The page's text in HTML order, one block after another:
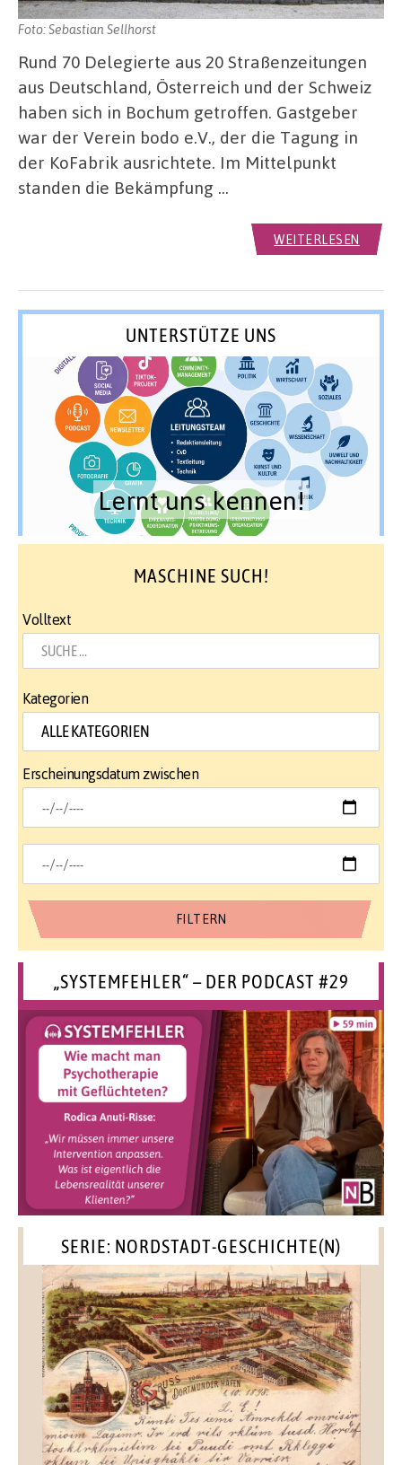
Foto: Sebastian Sellhorst
Rund 70 Delegierte aus 20 Straßenzeitungen
aus Deutschland, Österreich und der Schweiz
haben sich in Bochum getroffen. Gastgeber
war der Verein bodo e.V., der die Tagung in
der KoFabrik ausrichtete. Im Mittelpunkt
standen die Bekämpfung …
WEITERLESEN
UNTERSTÜTZE UNS
Lernt uns kennen!
MASCHINE SUCH!
Volltext
Kategorien
Erscheinungsdatum zwischen
„SYSTEMFEHLER“ – DER PODCAST #29
SERIE: NORDSTADT-GESCHICHTE(N)